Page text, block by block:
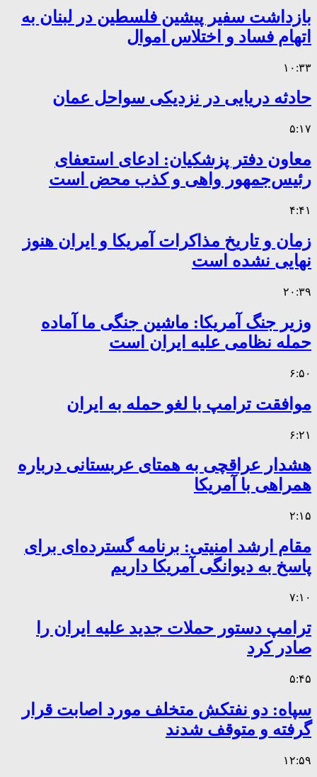
بازداشت سفیر پیشین فلسطین در لبنان به
اتهام فساد و اختلاس اموال
۱۰:۳۳
حادثه دریایی در نزدیکی سواحل عمان
۵:۱۷
معاون دفتر پزشکیان: ادعای استعفای
رئیس‌جمهور واهی و کذب محض است
۴:۴۱
زمان و تاریخ مذاکرات آمریکا و ایران هنوز
نهایی نشده است
۲۰:۳۹
وزیر جنگ آمریکا: ماشین جنگی ما آماده
حمله نظامی علیه ایران است
۶:۵۰
موافقت ترامپ با لغو حمله به ایران
۶:۲۱
هشدار عراقچی به همتای عربستانی درباره
همراهی با آمریکا
۲:۱۵
مقام ارشد امنیتی: برنامه گسترده‌ای برای
پاسخ به دیوانگی آمریکا داریم
۷:۱۰
ترامپ دستور حملات جدید علیه ایران را
صادر کرد
۵:۴۵
سپاه: دو نفتکش متخلف مورد اصابت قرار
گرفته و متوقف شدند
۱۲:۵۹